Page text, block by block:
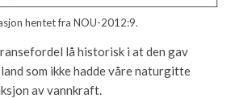
hentet fra NOU-2012:9.
lå historisk i at den gav
som ikke hadde våre naturgitte
av vannkraft.